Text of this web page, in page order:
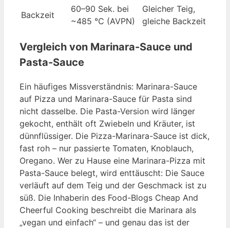
Backzeit
60–90 Sek. bei
~485 °C (AVPN)
Gleicher Teig,
gleiche Backzeit
Vergleich von Marinara-Sauce und
Pasta-Sauce
Ein häufiges Missverständnis: Marinara-Sauce
auf Pizza und Marinara-Sauce für Pasta sind
nicht dasselbe. Die Pasta-Version wird länger
gekocht, enthält oft Zwiebeln und Kräuter, ist
dünnflüssiger. Die Pizza-Marinara-Sauce ist dick,
fast roh – nur passierte Tomaten, Knoblauch,
Oregano. Wer zu Hause eine Marinara-Pizza mit
Pasta-Sauce belegt, wird enttäuscht: Die Sauce
verläuft auf dem Teig und der Geschmack ist zu
süß. Die Inhaberin des Food-Blogs Cheap And
Cheerful Cooking beschreibt die Marinara als
„vegan und einfach“ – und genau das ist der